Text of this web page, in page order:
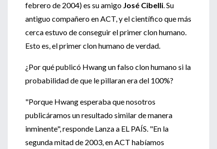
febrero de 2004) es su amigo José Cibelli. Su
antiguo compañero en ACT, y el científico que más
cerca estuvo de conseguir el primer clon humano.
Esto es, el primer clon humano de verdad.
¿Por qué publicó Hwang un falso clon humano si la
probabilidad de que le pillaran era del 100%?
"Porque Hwang esperaba que nosotros
publicáramos un resultado similar de manera
inminente", responde Lanza a EL PAÍS. "En la
segunda mitad de 2003, en ACT habíamos